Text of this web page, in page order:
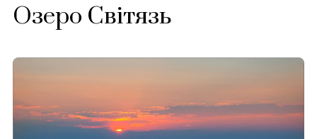
Озеро Світязь